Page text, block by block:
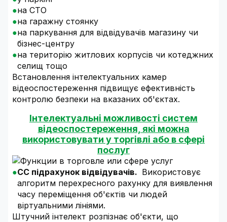
на СТО
на гаражну стоянку
на паркування для відвідувачів магазину чи
бізнес-центру
на територію житлових корпусів чи котеджних
селищ тощо
Встановлення інтелектуальних камер
відеоспостереження підвищує ефективність
контролю безпеки на вказаних об'єктах.
Інтелектуальні можливості систем
відеоспостереження, які можна
використовувати у торгівлі або в сфері
послуг
CC підрахунок відвідувачів. Використовує
алгоритм перехресного рахунку для виявлення
часу переміщення об'єктів чи людей
віртуальними лініями.
Штучний інтелект розпізнає об'єкти, що